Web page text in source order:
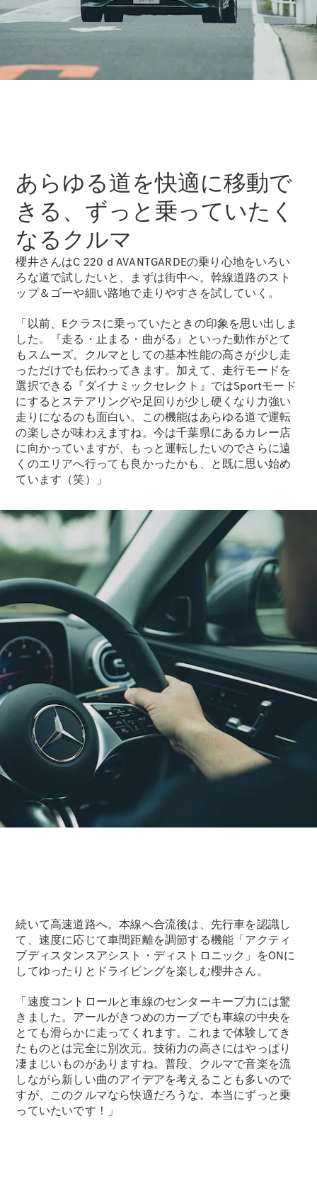
All Compact
オンライン
ショールー
ム
Coupé
All Coupé
CLE Coupé
Mercedes-
AMG GT
Coupé
Mercedes-
AMG GT 4-
Door-Coupé
Mercedes-
AMG GT
4-Door-
Coupé
New電気
試乗リクエ
オンライン
ショールー
ム
Cabriolet/Roadster
All
Cabriolet/Roadster
CLE
Cabriolet
Mercedes-
Roadster
Mercedes-
Maybach SL
ム
Mini Van
V-Class
試乗リクエ
スト
オンライン
あらゆる道を快適に移動で
きる、ずっと乗っていたく
なるクルマ
櫻井さんはC 220 d AVANTGARDEの乗り心地をいろい
ろな道で試したいと、まずは街中へ。幹線道路のスト
ップ＆ゴーや細い路地で走りやすさを試していく。
「以前、Eクラスに乗っていたときの印象を思い出しま
した。『走る・止まる・曲がる』といった動作がとて
もスムーズ。クルマとしての基本性能の高さが少し走
っただけでも伝わってきます。加えて、走行モードを
選択できる『ダイナミックセレクト』ではSportモード
にするとステアリングや足回りが少し硬くなり力強い
走りになるのも面白い。この機能はあらゆる道で運転
の楽しさが味わえますね。今は千葉県にあるカレー店
に向かっていますが、もっと運転したいのでさらに遠
くのエリアへ行っても良かったかも、と既に思い始め
ています（笑）」
続いて高速道路へ。本線へ合流後は、先行車を認識し
て、速度に応じて車間距離を調節する機能「アクティ
ブディスタンスアシスト・ディストロニック」をONに
してゆったりとドライビングを楽しむ櫻井さん。
「速度コントロールと車線のセンターキープ力には驚
きました。アールがきつめのカーブでも車線の中央を
とても滑らかに走ってくれます。これまで体験してき
たものとは完全に別次元。技術力の高さにはやっぱり
凄まじいものがありますね。普段、クルマで音楽を流
しながら新しい曲のアイデアを考えることも多いので
すが、このクルマなら快適だろうな。本当にずっと乗
っていたいです！」